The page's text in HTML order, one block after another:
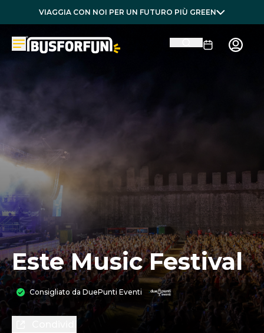
VIAGGIA CON NOI PER UN FUTURO PIÙ GREEN
Este Music Festival
Consigliato da DuePunti Eventi